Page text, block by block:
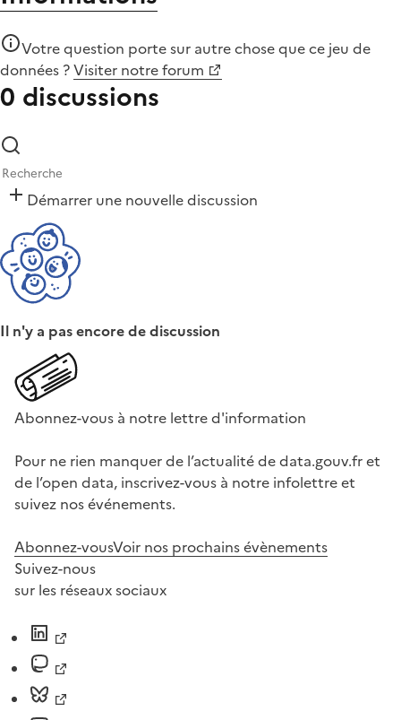
Votre question porte sur autre chose quece jeu de
données ?Visiter notre forum
0 discussions
Démarrer une nouvelle discussion
Il n'y a pas encore de discussion
Abonnez-vous à notre lettre d'information
Pour ne rien manquer de l’actualité de data.gouv.fr et
de l’open data, inscrivez-vous à notre infolettre et
suivez nos événements.
Abonnez-vousVoir nos prochains évènements
Suivez-nous
sur les réseaux sociaux